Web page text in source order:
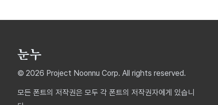
© 2026 Project Noonnu Corp. All rights reserved.
모든 폰트의 저작권은 모두 각 폰트의 저작권자에게 있습니